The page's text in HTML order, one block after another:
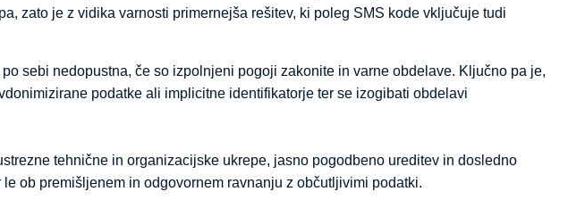
zato je z vidika varnosti primernejša rešitev, ki poleg SMS kode vključuje tudi
sebi nedopustna, če so izpolnjeni pogoji zakonite in varne obdelave. Ključno pa je,
podatke ali implicitne identifikatorje ter se izogibati obdelavi
tehnične in organizacijske ukrepe, jasno pogodbeno ureditev in dosledno
ob premišljenem in odgovornem ravnanju z občutljivimi podatki.